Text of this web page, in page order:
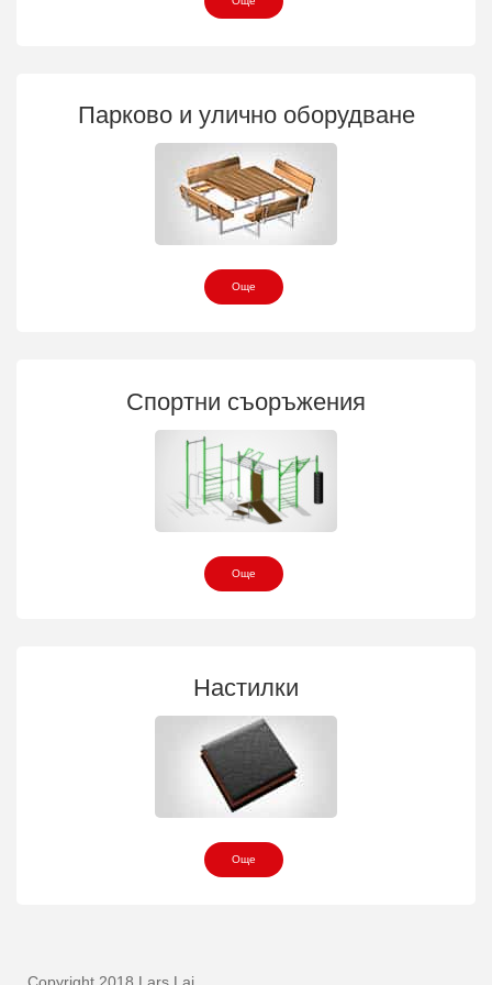
Парково и улично оборудване
Още
Спортни съоръжения
Още
Настилки
Още